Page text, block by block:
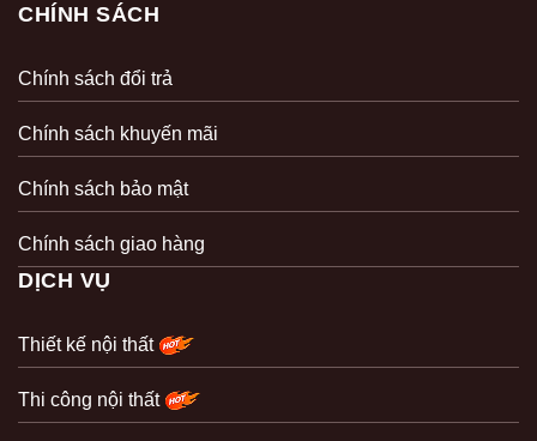
CHÍNH SÁCH
Chính sách đổi trả
Chính sách khuyến mãi
Chính sách bảo mật
Chính sách giao hàng
DỊCH VỤ
Thiết kế nội thất
Thi công nội thất